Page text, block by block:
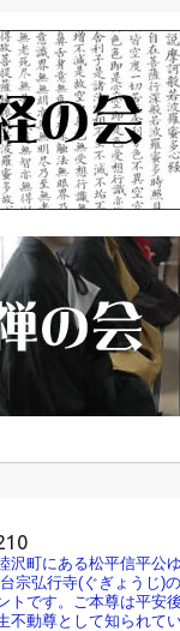
沢町にある松平信平公
宗弘行寺(ぐぎょうじ)
トです。ご本尊は平安
不動尊として知られて